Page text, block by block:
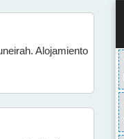
Alojamiento